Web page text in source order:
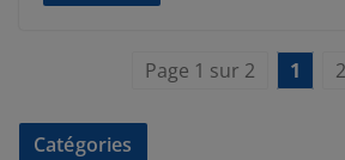
Page 1 sur 2 1 2
Catégories